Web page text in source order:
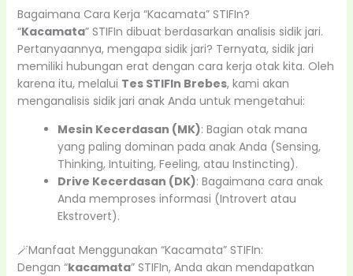
Bagaimana Cara Kerja “Kacamata” STIFIn?
“Kacamata” STIFIn dibuat berdasarkan analisis sidik jari.
Pertanyaannya, mengapa sidik jari? Ternyata, sidik jari
memiliki hubungan erat dengan cara kerja otak kita. Oleh
karena itu, melalui Tes STIFIn Brebes, kami akan
menganalisis sidik jari anak Anda untuk mengetahui:
Mesin Kecerdasan (MK): Bagian otak mana
yang paling dominan pada anak Anda (Sensing,
Thinking, Intuiting, Feeling, atau Instincting).
Drive Kecerdasan (DK): Bagaimana cara anak
Anda memproses informasi (Introvert atau
Ekstrovert).
🪄Manfaat Menggunakan “Kacamata” STIFIn:
Dengan “kacamata” STIFIn, Anda akan mendapatkan